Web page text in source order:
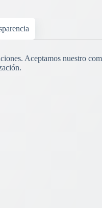
Aceptamos nuestro